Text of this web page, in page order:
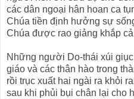
các dân ngoại hân hoan ca
Chúa tiền định hưởng sự
Chúa được rao giảng khắp
Những người Do-thái xúi
giáo và các thân hào trong
rồi trục xuất hai ngài ra khỏi
sau khi phủi bụi chân lại cho